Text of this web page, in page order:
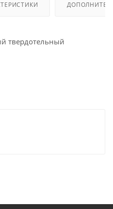
твердотельный